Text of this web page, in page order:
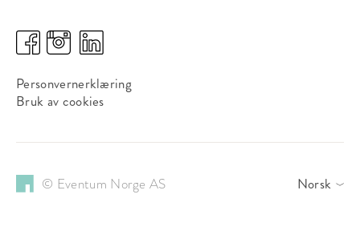
Personvernerklæring
Bruk av cookies
© Eventum Norge AS Norsk